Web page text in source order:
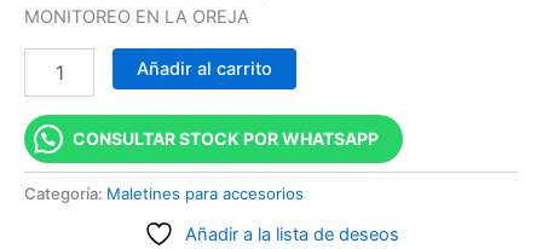
MONITOREO EN LA OREJA
Añadir al carrito
CONSULTAR STOCK POR WHATSAPP
Categoría: Maletines para accesorios
Añadir a la lista de deseos